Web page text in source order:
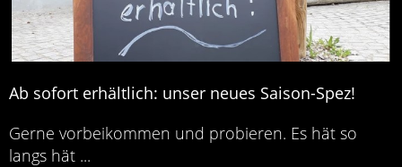
Ab sofort erhältlich: unser neues Saison-Spez!
Gerne vorbeikommen und probieren. Es hät so
langs hät ...